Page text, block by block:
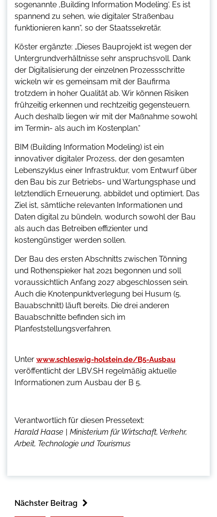
sogenannte ‚Building Information Modeling‘. Es ist
spannend zu sehen, wie digitaler Straßenbau
funktionieren kann“, so der Staatssekretär.
Köster ergänzte: „Dieses Bauprojekt ist wegen der
Untergrundverhältnisse sehr anspruchsvoll. Dank
der Digitalisierung der einzelnen Prozessschritte
wickeln wir es gemeinsam mit der Baufirma
trotzdem in hoher Qualität ab. Wir können Risiken
frühzeitig erkennen und rechtzeitig gegensteuern.
Auch deshalb liegen wir mit der Maßnahme sowohl
im Termin- als auch im Kostenplan.“
BIM (Building Information Modeling) ist ein
innovativer digitaler Prozess, der den gesamten
Lebenszyklus einer Infrastruktur, vom Entwurf über
den Bau bis zur Betriebs- und Wartungsphase und
letztendlich Erneuerung, abbildet und optimiert. Das
Ziel ist, sämtliche relevanten Informationen und
Daten digital zu bündeln, wodurch sowohl der Bau
als auch das Betreiben effizienter und
kostengünstiger werden sollen.
Der Bau des ersten Abschnitts zwischen Tönning
und Rothenspieker hat 2021 begonnen und soll
voraussichtlich Anfang 2027 abgeschlossen sein.
Auch die Knotenpunktverlegung bei Husum (5.
Bauabschnitt) läuft bereits. Die drei anderen
Bauabschnitte befinden sich im
Planfeststellungsverfahren.
Unter www.schleswig-holstein.de/B5-Ausbau
veröffentlicht der LBV.SH regelmäßig aktuelle
Informationen zum Ausbau der B 5.
Verantwortlich für diesen Pressetext:
Harald Haase | Ministerium für Wirtschaft, Verkehr,
Arbeit, Technologie und Tourismus
Nächster Beitrag